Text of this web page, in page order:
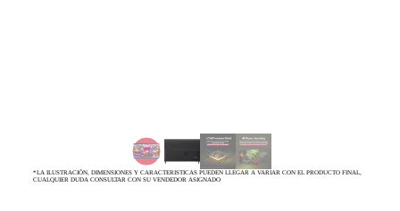
*LA ILUSTRACIÓN, DIMENSIONES Y CARACTERISTICAS PUEDEN LLEGAR A VARIAR CON EL PRODUCTO FINAL,
CUALQUIER DUDA CONSULTAR CON SU VENDEDOR ASIGNADO